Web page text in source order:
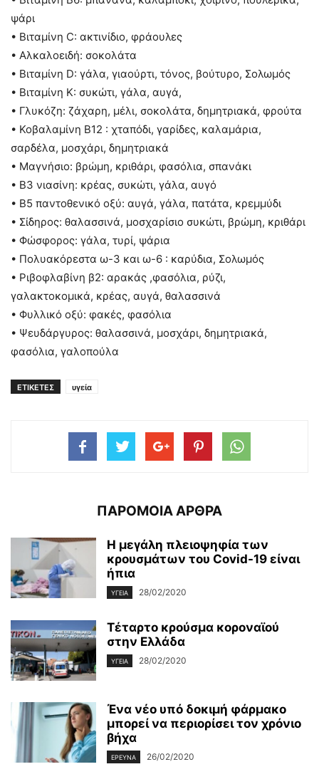
ψάρι
• Βιταμίνη C: ακτινίδιο, φράουλες
• Αλκαλοειδή: σοκολάτα
• Βιταμίνη D: γάλα, γιαούρτι, τόνος, βούτυρο, Σολωμός
• Βιταμίνη Κ: συκώτι, γάλα, αυγά,
• Γλυκόζη: ζάχαρη, μέλι, σοκολάτα, δημητριακά, φρούτα
• Κοβαλαμίνη Β12 : χταπόδι, γαρίδες, καλαμάρια,
σαρδέλα, μοσχάρι, δημητριακά
• Μαγνήσιο: βρώμη, κριθάρι, φασόλια, σπανάκι
• Β3 νιασίνη: κρέας, συκώτι, γάλα, αυγό
• Β5 παντοθενικό οξύ: αυγά, γάλα, πατάτα, κρεμμύδι
• Σίδηρος: θαλασσινά, μοσχαρίσιο συκώτι, βρώμη, κριθάρι
• Φώσφορος: γάλα, τυρί, ψάρια
• Πολυακόρεστα ω-3 και ω-6 : καρύδια, Σολωμός
• Ριβοφλαβίνη β2: αρακάς ,φασόλια, ρύζι,
γαλακτοκομικά, κρέας, αυγά, θαλασσινά
• Φυλλικό οξύ: φακές, φασόλια
• Ψευδάργυρος: θαλασσινά, μοσχάρι, δημητριακά,
φασόλια, γαλοπούλα
ΕΤΙΚΕΤΕΣ υγεία
ΠΑΡΟΜΟΙΑ ΑΡΘΡΑ
Η μεγάλη πλειοψηφία των
κρουσμάτων του Covid-19 είναι
ήπια
ΥΓΕΊΑ 28/02/2020
Τέταρτο κρούσμα κοροναϊού
στην Ελλάδα
ΥΓΕΊΑ 28/02/2020
Ένα νέο υπό δοκιμή φάρμακο
μπορεί να περιορίσει τον χρόνιο
βήχα
ΈΡΕΥΝΑ 26/02/2020